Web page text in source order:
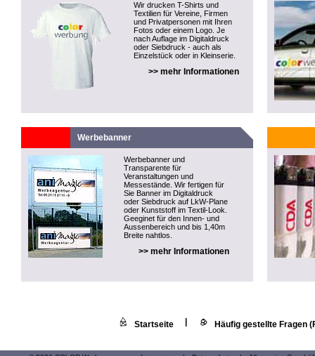
Wir drucken T-Shirts und
Textilien für Vereine, Firmen
und Privatpersonen mit Ihren
Fotos oder einem Logo. Je
nach Auflage im Digitaldruck
oder Siebdruck - auch als
Einzelstück oder in Kleinserie.
>> mehr Informationen
Werbebanner
Werbebanner und
Transparente für
Veranstaltungen und
Messestände. Wir fertigen für
Sie Banner im Digitaldruck
oder Siebdruck auf LkW-Plane
oder Kunststoff im Textil-Look.
Geeginet für den Innen- und
Aussenbereich und bis 1,40m
Breite nahtlos.
>> mehr Informationen
Startseite Häufig gestellte Fragen